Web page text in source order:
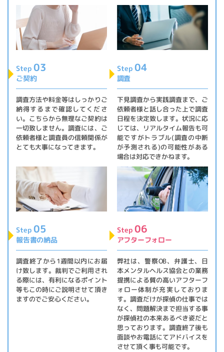
Step 03
ご契約
調査方法や料金等はしっかりご
納得するまで確認してくださ
い。こちらから無理なご契約は
一切致しません。調査には、ご
依頼者様と調査員の信頼関係が
とても大事になってきます。
Step 04
調査
下見調査から実践調査まで、ご
依頼者様と話し合った上で調査
日程を決定致します。状況に応
じては、リアルタイム報告も可
能ですがトラブル(調査の中断
が予測される)の可能性がある
場合は対応できかねます。
Step 05
報告書の納品
調査終了から1週間以内にお届
け致します。裁判でご利用され
る際には、有利になるポイント
等もこの時にご説明させて頂き
ますのでご安心ください。
Step 06
アフターフォロー
弊社は、警察OB、弁護士、日
本メンタルヘルス協会との業務
提携による質の高いアフターフ
ォロー体制が充実しておりま
す。調査だけが探偵の仕事では
なく、問題解決まで担当する事
が探偵社の本来あるべき姿だと
思っております。調査終了後も
面談やお電話にてアドバイスを
させて頂く事も可能です。